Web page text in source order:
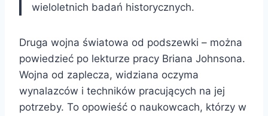
wieloletnich badań historycznych.
Druga wojna światowa od podszewki – można
powiedzieć po lekturze pracy Briana Johnsona.
Wojna od zaplecza, widziana oczyma
wynalazców i techników pracujących na jej
potrzeby. To opowieść o naukowcach, którzy w